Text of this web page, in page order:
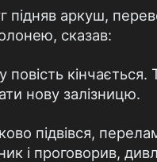
підняв аркуш,
сказав:
кінчається.
нову залізницю.
підвівся,
і проговорив,